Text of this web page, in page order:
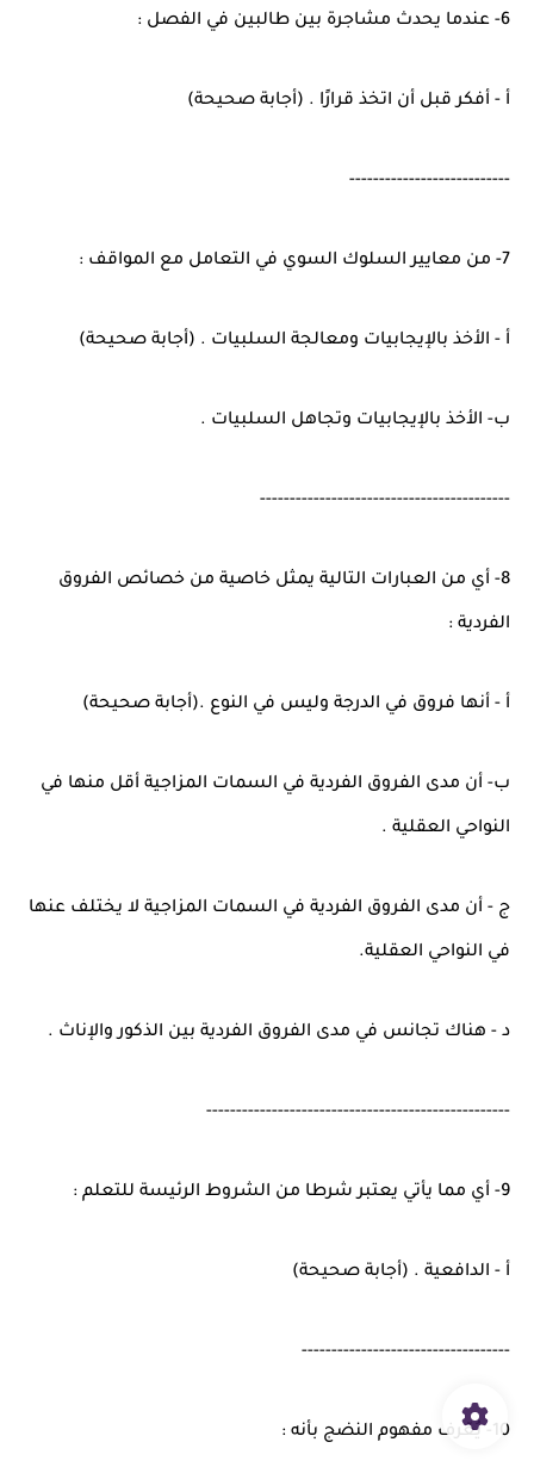
6- عندما يحدث مشاجرة بين طالبين في الفصل :
أ - أفكر قبل أن اتخذ قرارًا . (أجابة صحيحة)
---------------------------
7- من معايير السلوك السوي في التعامل مع المواقف :
أ - الأخذ بالإيجابيات ومعالجة السلبيات . (أجابة صحيحة)
ب- الأخذ بالإيجابيات وتجاهل السلبيات .
------------------------------------------
8- أي من العبارات التالية يمثل خاصية من خصائص الفروق
الفردية :
أ - أنها فروق في الدرجة وليس في النوع .(أجابة صحيحة)
ب- أن مدى الفروق الفردية في السمات المزاجية أقل منها في
النواحي العقلية .
ج - أن مدى الفروق الفردية في السمات المزاجية لا يختلف عنها
في النواحي العقلية.
د - هناك تجانس في مدى الفروق الفردية بين الذكور والإناث .
---------------------------------------------------
9- أي مما يأتي يعتبر شرطا من الشروط الرئيسة للتعلم :
أ - الدافعية . (أجابة صحيحة)
-----------------------------------
10- يُعّرف مفهوم النضج بأنه :